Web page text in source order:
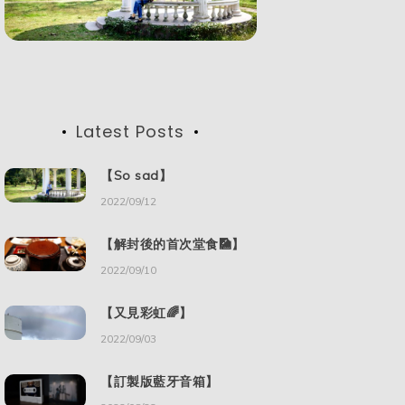
Latest Posts
【So sad】
2022/09/12
【解封後的首次堂食🎑】
2022/09/10
【又見彩虹🌈】
2022/09/03
【訂製版藍牙音箱】